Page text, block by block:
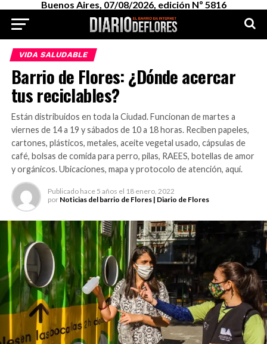
Buenos Aires, 07/08/2026, edición Nº 5816
VIDA SALUDABLE
Barrio de Flores: ¿Dónde acercar
tus reciclables?
Están distribuidos en toda la Ciudad. Funcionan de martes a
viernes de 14 a 19 y sábados de 10 a 18 horas. Reciben papeles,
cartones, plásticos, metales, aceite vegetal usado, cápsulas de
café, bolsas de comida para perro, pilas, RAEES, botellas de amor
y orgánicos. Ubicaciones, mapa y protocolo de atención, aquí.
Publicado hace 5 años el 18 enero, 2022
por Noticias del barrio de Flores | Diario de Flores